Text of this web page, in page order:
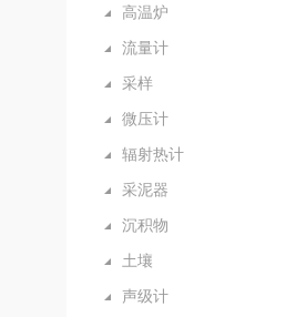
高温炉
流量计
采样
微压计
辐射热计
采泥器
沉积物
土壤
声级计